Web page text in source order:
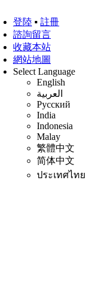
登陸 ▪ 註冊
諮詢留言
收藏本站
網站地圖
Select Language
English
العربية
Русский
India
Indonesia
Malay
繁體中文
简体中文
ประเทศไทย